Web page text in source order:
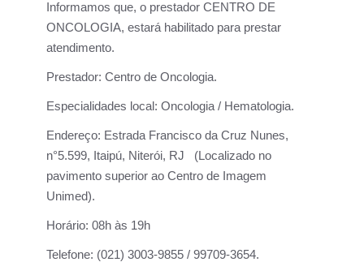
Informamos que, o prestador CENTRO DE
ONCOLOGIA, estará habilitado para prestar
atendimento.
Prestador: Centro de Oncologia.
Especialidades local: Oncologia / Hematologia.
Endereço: Estrada Francisco da Cruz Nunes,
n°5.599, Itaipú, Niterói, RJ (Localizado no
pavimento superior ao Centro de Imagem
Unimed).
Horário: 08h às 19h
Telefone: (021) 3003-9855 / 99709-3654.